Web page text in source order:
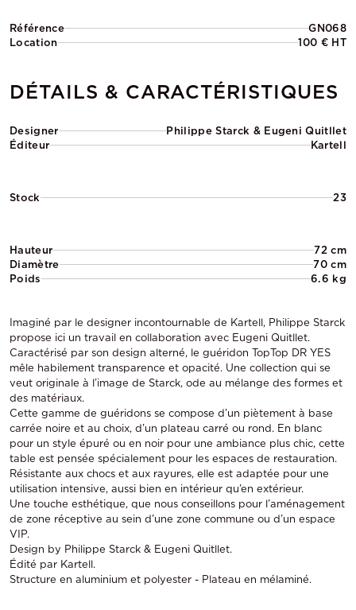
Référence
GN068
Location
100 € HT
DÉTAILS & CARACTÉRISTIQUES
Designer
Philippe Starck & Eugeni Quitllet
Éditeur
Kartell
Stock 23
Hauteur
72 cm
Diamètre
70 cm
Poids
6.6 kg
Imaginé par le designer incontournable de Kartell, Philippe Starck
propose ici un travail en collaboration avec Eugeni Quitllet.
Caractérisé par son design alterné, le guéridon TopTop DR YES
mêle habilement transparence et opacité. Une collection qui se
veut originale à l’image de Starck, ode au mélange des formes et
des matériaux.
Cette gamme de guéridons se compose d’un piètement à base
carrée noire et au choix, d’un plateau carré ou rond. En blanc
pour un style épuré ou en noir pour une ambiance plus chic, cette
table est pensée spécialement pour les espaces de restauration.
Résistante aux chocs et aux rayures, elle est adaptée pour une
utilisation intensive, aussi bien en intérieur qu’en extérieur.
Une touche esthétique, que nous conseillons pour l’aménagement
de zone réceptive au sein d’une zone commune ou d’un espace
VIP.
Design by Philippe Starck & Eugeni Quitllet.
Édité par Kartell.
Structure en aluminium et polyester - Plateau en mélaminé.